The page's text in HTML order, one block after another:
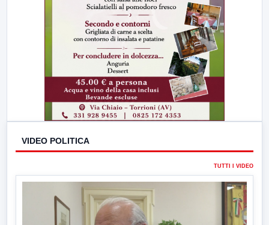
VIDEO POLITICA
TUTTI I VIDEO